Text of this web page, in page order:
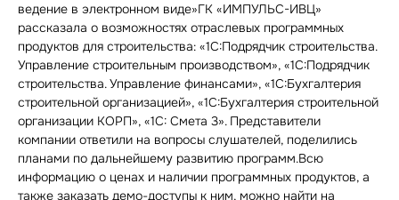
ведение в электронном виде»ГК «ИМПУЛЬС-ИВЦ»
рассказала о возможностях отраслевых программных
продуктов для строительства: «1С:Подрядчик строительства.
Управление строительным производством», «1С:Подрядчик
строительства. Управление финансами», «1С:Бухгалтерия
строительной организацией», «1С:Бухгалтерия строительной
организации КОРП», «1С: Смета 3». Представители
компании ответили на вопросы слушателей, поделились
планами по дальнейшему развитию программ.Всю
информацию о ценах и наличии программных продуктов, а
также заказать демо-доступы к ним, можно найти на